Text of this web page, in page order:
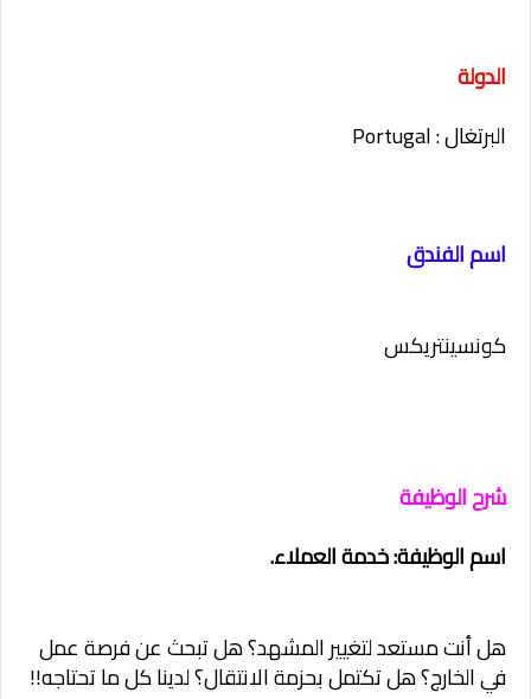
الدولة
البرتغال : Portugal
اسم الفندق
كونسينتريكس
شرح الوظيفة
اسم الوظيفة: خدمة العملاء.
هل أنت مستعد لتغيير المشهد؟ هل تبحث عن فرصة عمل
في الخارج؟ هل تكتمل بحزمة الانتقال؟ لدينا كل ما تحتاجه!!